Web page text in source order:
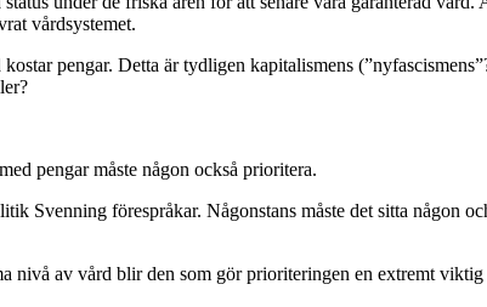
vårdsystemet.
pengar. Detta är tydligen kapitalismens
pengar måste någon också prioritera.
Svenning förespråkar. Någonstans måste det sitta någon
nivå av vård blir den som gör prioriteringen en extremt